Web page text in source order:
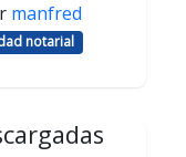
manfred
notarial